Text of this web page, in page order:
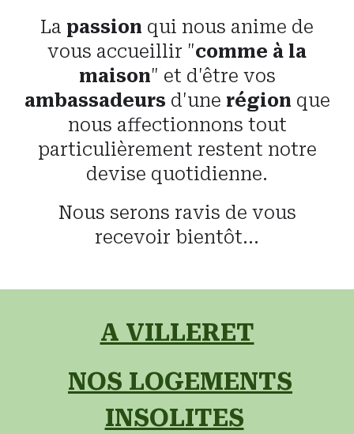
La passion qui nous anime de
vous accueillir "comme à la
maison" et d'être vos
ambassadeurs d'une région que
nous affectionnons tout
particulièrement restent notre
devise quotidienne.
Nous serons ravis de vous
recevoir bientôt...
A VILLERET
NOS LOGEMENTS
INSOLITES